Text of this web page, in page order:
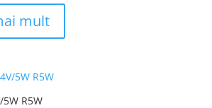
mult
R5W